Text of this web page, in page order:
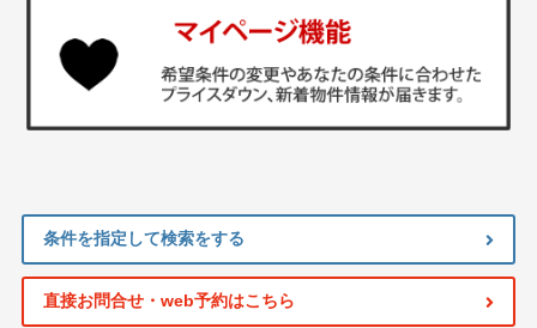
条件を指定して検索をする
直接お問合せ・web予約はこちら